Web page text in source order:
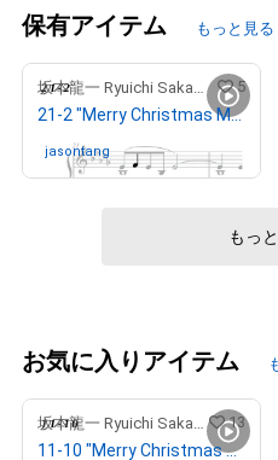
保有アイテム もっと見る
坂本龍一 Ryuichi Sakamoto 5
21-2 "Merry Christmas Mr. Lawrence" Ryuichi Sakamoto 坂本 龍一
jasontangさんが保有中
もっ
お気に入りアイテム
坂本龍一 Ryuichi Sakamoto 13
11-10 "Merry Christmas Mr. Lawrence" Ryuichi Sakamoto 坂本 龍一